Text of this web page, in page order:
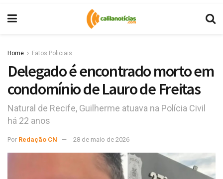
Home Fatos Policiais
Delegado é encontrado morto em
condomínio de Lauro de Freitas
Natural de Recife, Guilherme atuava na Polícia Civil
há 22 anos
Por Redação CN 28 de maio de 2026